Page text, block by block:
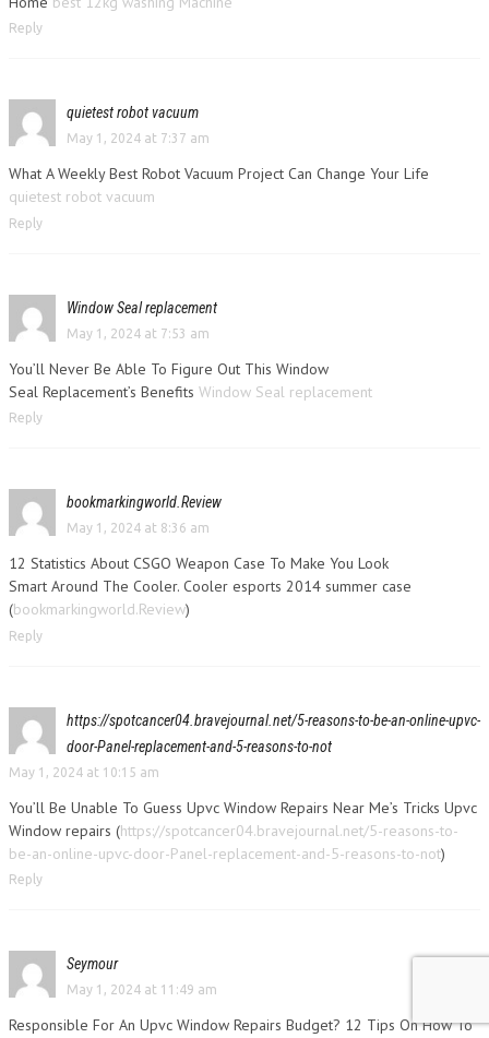
Reply
quietest robot vacuum
May 1, 2024 at 7:37 am
What A Weekly Best Robot Vacuum Project Can Change Your Life
quietest robot vacuum
Reply
Window Seal replacement
May 1, 2024 at 7:53 am
You’ll Never Be Able To Figure Out This Window
Seal Replacement’s Benefits Window Seal replacement
Reply
bookmarkingworld.Review
May 1, 2024 at 8:36 am
12 Statistics About CSGO Weapon Case To Make You Look
Smart Around The Cooler. Cooler esports 2014 summer case
(bookmarkingworld.Review)
Reply
https://spotcancer04.bravejournal.net/5-reasons-to-be-an-online-upvc-
door-Panel-replacement-and-5-reasons-to-not
May 1, 2024 at 10:15 am
You’ll Be Unable To Guess Upvc Window Repairs Near Me’s Tricks Upvc
Window repairs (https://spotcancer04.bravejournal.net/5-reasons-to-
be-an-online-upvc-door-Panel-replacement-and-5-reasons-to-not)
Reply
Seymour
May 1, 2024 at 11:49 am
Responsible For An Upvc Window Repairs Budget? 12 Tips On How To